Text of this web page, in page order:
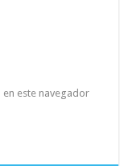
este navegador